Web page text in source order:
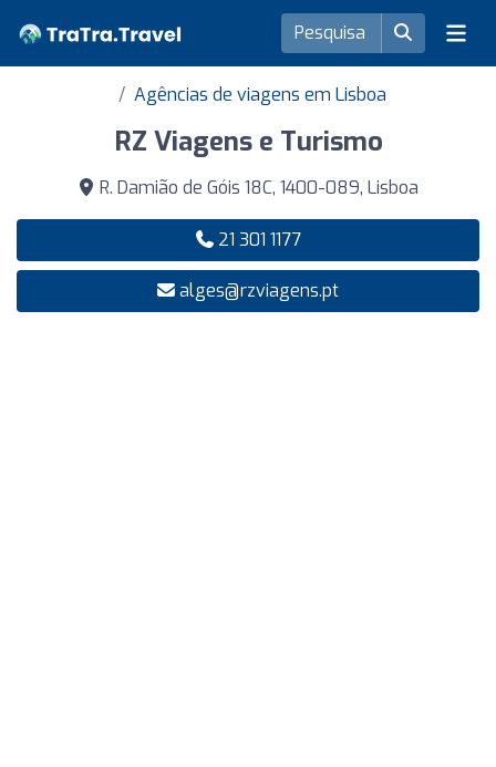
Agências de viagens em Lisboa
RZ Viagens e Turismo
R. Damião de Góis 18C, 1400-089, Lisboa
21 301 1177
alges@rzviagens.pt